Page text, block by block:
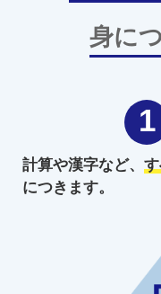
身に
1
計算や漢字など、
につきます。